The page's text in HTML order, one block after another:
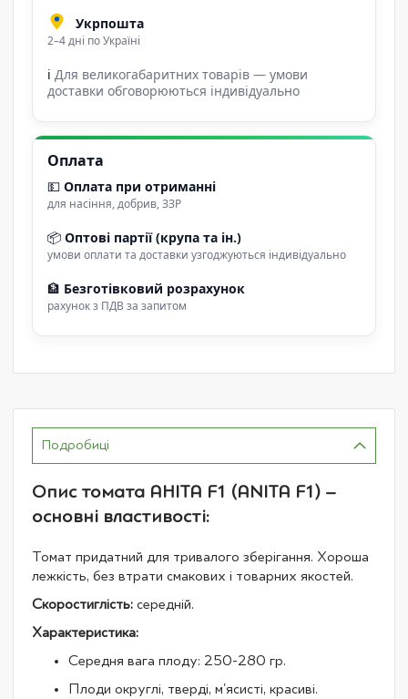
Укрпошта
2–4 дні по Україні
ℹ Для великогабаритних товарів — умови
доставки обговорюються індивідуально
Оплата
💵 Оплата при отриманні
для насіння, добрив, ЗЗР
📦 Оптові партії (крупа та ін.)
умови оплати та доставки узгоджуються індивідуально
🏦 Безготівковий розрахунок
рахунок з ПДВ за запитом
Подробиці
Опис томата АНІТА F1 (ANITA F1) –
основні властивості:
Томат придатний для тривалого зберігання. Хороша
лежкість, без втрати смакових і товарних якостей.
Скоростиглість: середній.
Характеристика:
Середня вага плоду: 250-280 гр.
Плоди округлі, тверді, м'ясисті, красиві.